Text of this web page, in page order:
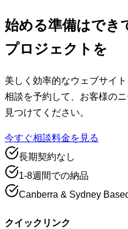
始める準備はでき
プロジェクトを
美しく効率的なウェブサイ
相談を予約して、お客様の
見つけてください。
今すぐ相談料金を見る
長期契約なし
1-8週間での納品
Canberra & Sydney
クイックリンク